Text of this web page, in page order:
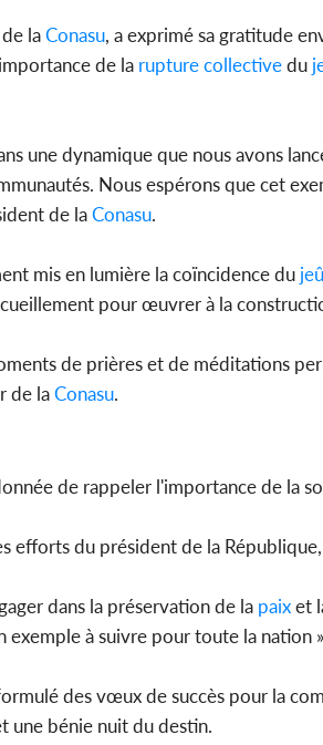
laConasu, a exprimé sa gratitude
de la rupturecollectivedu
une dynamique que nous avons
Nous espérons que cet
de laConasu.
mis en lumière la coïncidence du
pour œuvrer à la
de prières et de méditations
de laConasu.
de rappeler l'importance de la
efforts du président de la
dans la préservation de la paixet
exemple à suivre pour toute la nation
des vœux de succès pour la
une bénie nuit du destin.